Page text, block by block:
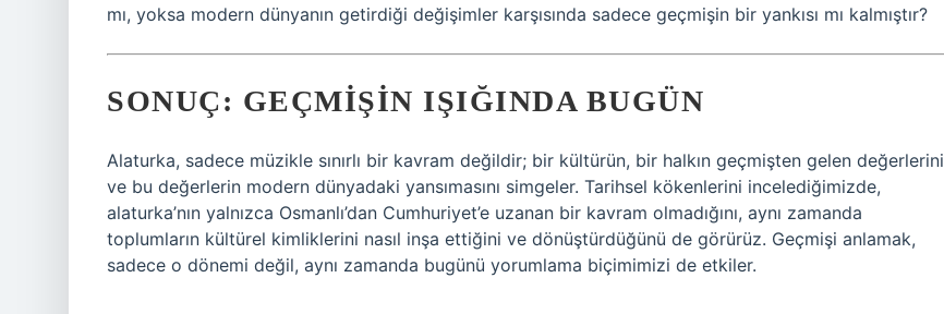
mı, yoksa modern dünyanın getirdiği değişimler karşısında sadece geçmişin bir yankısı mı kalmıştır?
SONUÇ: GEÇMIŞIN IŞIĞINDA BUGÜN
Alaturka, sadece müzikle sınırlı bir kavram değildir; bir kültürün, bir halkın geçmişten gelen değerlerini
ve bu değerlerin modern dünyadaki yansımasını simgeler. Tarihsel kökenlerini incelediğimizde,
alaturka’nın yalnızca Osmanlı’dan Cumhuriyet’e uzanan bir kavram olmadığını, aynı zamanda
toplumların kültürel kimliklerini nasıl inşa ettiğini ve dönüştürdüğünü de görürüz. Geçmişi anlamak,
sadece o dönemi değil, aynı zamanda bugünü yorumlama biçimimizi de etkiler.